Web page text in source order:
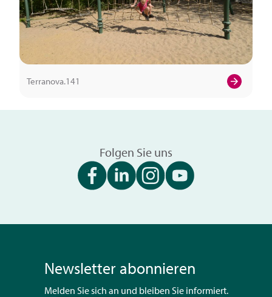
Terranova.141
Folgen Sie uns
Newsletter abonnieren
Melden Sie sich an und bleiben Sie informiert.